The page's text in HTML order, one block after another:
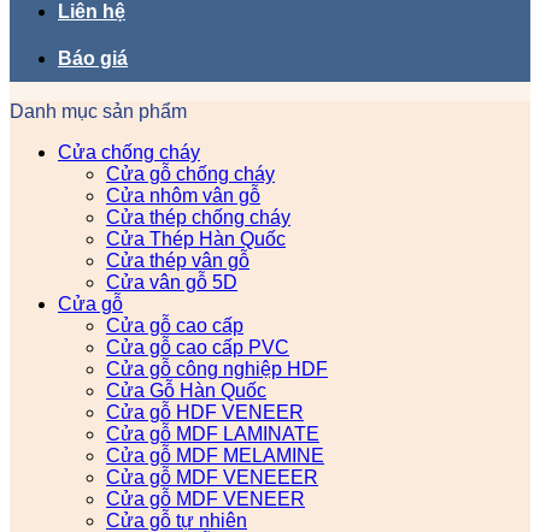
Liên hệ
Báo giá
Danh mục sản phẩm
Cửa chống cháy
Cửa gỗ chống cháy
Cửa nhôm vân gỗ
Cửa thép chống cháy
Cửa Thép Hàn Quốc
Cửa thép vân gỗ
Cửa vân gỗ 5D
Cửa gỗ
Cửa gỗ cao cấp
Cửa gỗ cao cấp PVC
Cửa gỗ công nghiệp HDF
Cửa Gỗ Hàn Quốc
Cửa gỗ HDF VENEER
Cửa gỗ MDF LAMINATE
Cửa gỗ MDF MELAMINE
Cửa gỗ MDF VENEEER
Cửa gỗ MDF VENEER
Cửa gỗ tự nhiên